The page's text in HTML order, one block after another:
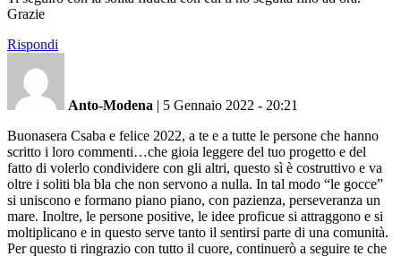
Grazie
Rispondi
Anto-Modena | 5 Gennaio 2022 - 20:21
Buonasera Csaba e felice 2022, a te e a tutte le persone che hanno
scritto i loro commenti…che gioia leggere del tuo progetto e del
fatto di volerlo condividere con gli altri, questo sì è costruttivo e va
oltre i soliti bla bla che non servono a nulla. In tal modo “le gocce”
si uniscono e formano piano piano, con pazienza, perseveranza un
mare. Inoltre, le persone positive, le idee proficue si attraggono e si
moltiplicano e in questo serve tanto il sentirsi parte di una comunità.
Per questo ti ringrazio con tutto il cuore, continuerò a seguire te che